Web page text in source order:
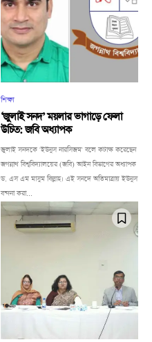
শিক্ষা
‘জুলাই সনদ’ ময়লার ভাগাড়ে ফেলা
উচিত: জবি অধ্যাপক
জুলাই সনদকে 'ইউনুস নারসিজম' বলে কটাক্ষ করেছেন
জগন্নাথ বিশ্ববিদ্যালয়ের (জবি) আইন বিভাগের অধ্যাপক
ড. এস এম মাসুম বিল্লাহ। এই সনদে অতিমাত্রায় ইউনুস
বন্দনা করা...